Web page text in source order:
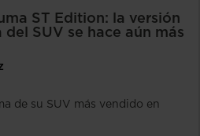
ST Edition: la versión
SUV se hace aún más
de su SUV más vendido en